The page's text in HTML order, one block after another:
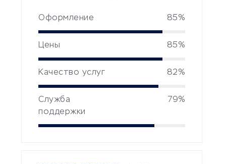
Оформление 85%
Цены 85%
Качество услуг 82%
Служба
поддержки
79%